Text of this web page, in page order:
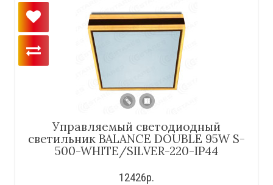
Управляемый светодиодный
светильник BALANCE DOUBLE 95W S-
500-WHITE/SILVER-220-IP44
12426р.